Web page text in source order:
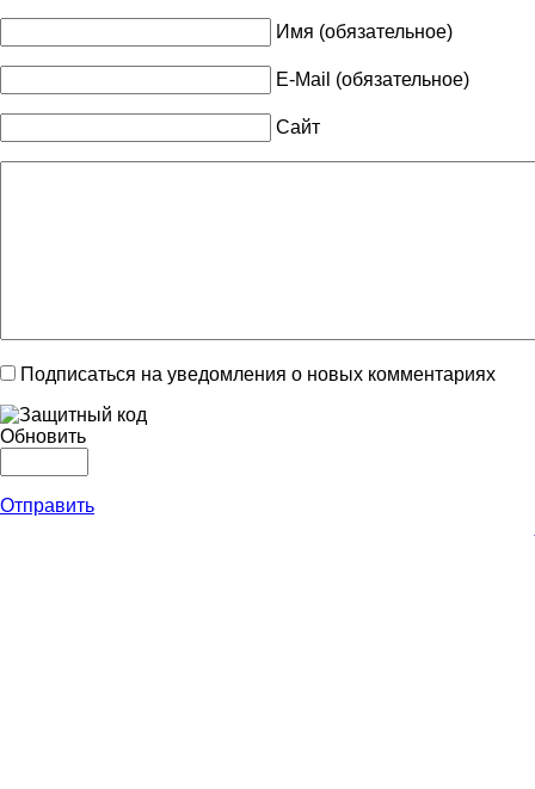
Имя (обязательное)
E-Mail (обязательное)
Сайт
Подписаться на уведомления о новых комментариях
Обновить
Отправить